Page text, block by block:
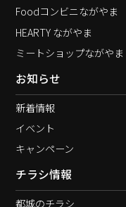
Foodコンビニながやま
HEARTY ながやま
ミートショップながやま
お知らせ
新着情報
イベント
キャンペーン
チラシ情報
都城のチラシ